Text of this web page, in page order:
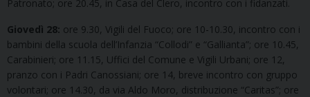
Patronato; ore 20.45, in Casa del Clero, incontro con i fidanzati.
Giovedì 28: ore 9.30, Vigili del Fuoco; ore 10-10.30, incontro con i
bambini della scuola dell’Infanzia “Collodi” e “Gallianta”; ore 10.45,
Carabinieri; ore 11.15, Uffici del Comune e Vigili Urbani; ore 12,
pranzo con i Padri Canossiani; ore 14, breve incontro con gruppo
volontari; ore 14.30, da via Aldo Moro, distribuzione “Caritas”; ore